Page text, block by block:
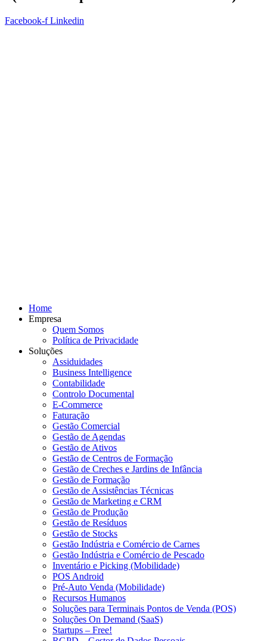
Facebook-f Linkedin
Home
Empresa
Quem Somos
Política de Privacidade
Soluções
Assiduidades
Business Intelligence
Contabilidade
Controlo Documental
E-Commerce
Faturação
Gestão Comercial
Gestão de Agendas
Gestão de Ativos
Gestão de Centros de Formação
Gestão de Creches e Jardins de Infância
Gestão de Formação
Gestão de Assistências Técnicas
Gestão de Marketing e CRM
Gestão de Produção
Gestão de Resíduos
Gestão de Stocks
Gestão Indústria e Comércio de Carnes
Gestão Indústria e Comércio de Pescado
Inventário e Picking (Mobilidade)
POS Android
Pré-Auto Venda (Mobilidade)
Recursos Humanos
Soluções para Terminais Pontos de Venda (POS)
Soluções On Demand (SaaS)
Startups – Free!